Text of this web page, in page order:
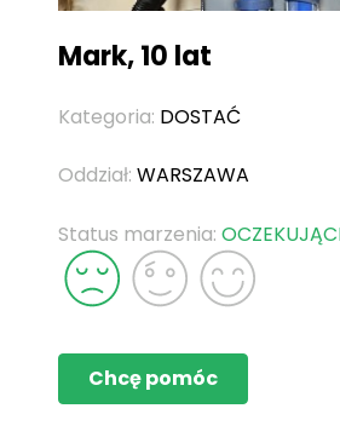
Mark, 10 lat
Kategoria: DOSTAĆ
Oddział: WARSZAWA
Status marzenia:
Chcę pomóc